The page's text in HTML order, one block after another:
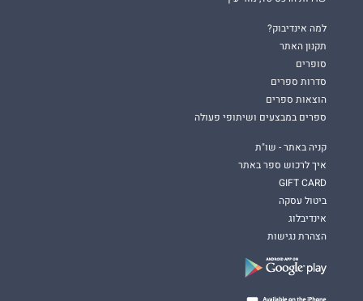
למה אינדיבוק?
תקנון האתר
סופרים
סדרות ספרים
הוצאות ספרים
ספרים במבצעים ושיתופי פעולה
קניה באתר - שו"ת
איך לרכוש ספר באתר
GIFT CARD
ביטול עסקה
אינדיבלוג
הצהרת נגישות